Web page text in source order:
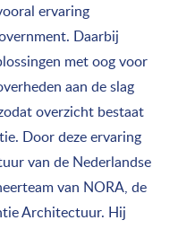
ervaring
Daarbij
met oog voor
aan de slag
overzicht bestaat
Door deze ervaring
van de Nederlandse
van NORA, de
Architectuur. Hij